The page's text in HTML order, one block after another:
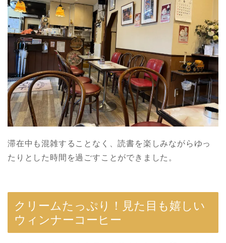
滞在中も混雑することなく、読書を楽しみながらゆっ
たりとした時間を過ごすことができました。
クリームたっぷり！見た目も嬉しい
ウィンナーコーヒー